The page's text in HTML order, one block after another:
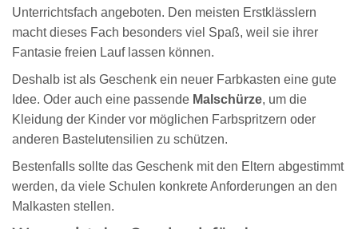
Unterrichtsfach angeboten. Den meisten Erstklässlern
macht dieses Fach besonders viel Spaß, weil sie ihrer
Fantasie freien Lauf lassen können.
Deshalb ist als Geschenk ein neuer Farbkasten eine gute
Idee. Oder auch eine passende Malschürze, um die
Kleidung der Kinder vor möglichen Farbspritzern oder
anderen Bastelutensilien zu schützen.
Bestenfalls sollte das Geschenk mit den Eltern abgestimmt
werden, da viele Schulen konkrete Anforderungen an den
Malkasten stellen.